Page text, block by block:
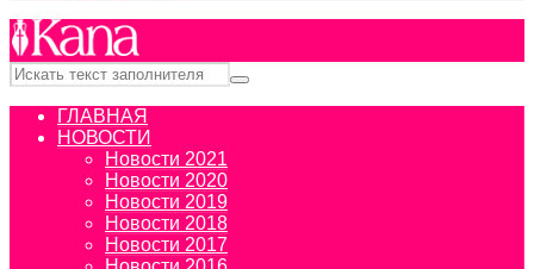
ГЛАВНАЯ
НОВОСТИ
Новости 2021
Новости 2020
Новости 2019
Новости 2018
Новости 2017